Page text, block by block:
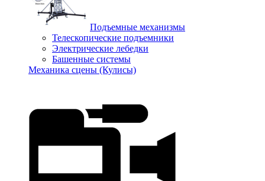
Подъемные механизмы
Телескопические подъемники
Электрические лебедки
Башенные системы
Механика сцены (Кулисы)